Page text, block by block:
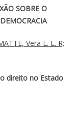
SOBRE O
Vera L. L. R;
direito no Estado